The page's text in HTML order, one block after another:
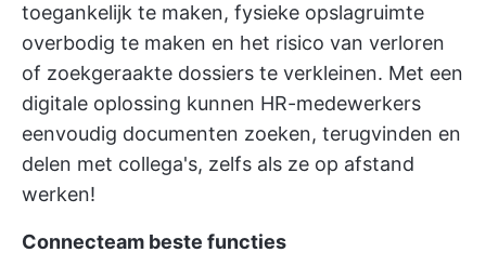
toegankelijk te maken, fysieke opslagruimte
overbodig te maken en het risico van verloren
of zoekgeraakte dossiers te verkleinen. Met een
digitale oplossing kunnen HR-medewerkers
eenvoudig documenten zoeken, terugvinden en
delen met collega's, zelfs als ze op afstand
werken!
Connecteam beste functies